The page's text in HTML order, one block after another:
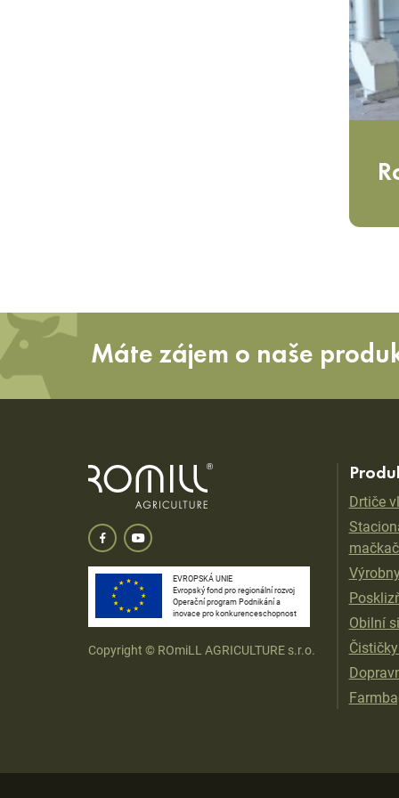
Máte zájem o naše
EVROPSKÁ UNIE
Evropský fond pro regionální rozvoj
Operační program Podnikání a
inovace pro konkurenceschopnost
Copyright © ROmiLL AGRICULTURE s.r.o.
Drtiče
Obilní